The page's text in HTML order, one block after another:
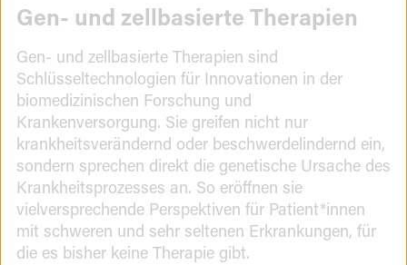
Gen-
und
zellbasierte
Therapien
Gen- und zellbasierte Therapien
Gen- und zellbasierte Therapien sind
Schlüsseltechnologien für Innovationen in der
biomedizinischen Forschung und
Krankenversorgung. Sie greifen nicht nur
krankheitsverändernd oder beschwerdelindernd ein,
sondern sprechen direkt die genetische Ursache des
Krankheitsprozesses an. So eröffnen sie
vielversprechende Perspektiven für Patient*innen
mit schweren und sehr seltenen Erkrankungen, für
die es bisher keine Therapie gibt.